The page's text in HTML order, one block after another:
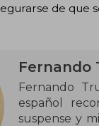
de que
Fernando
Fernando
español
suspense y